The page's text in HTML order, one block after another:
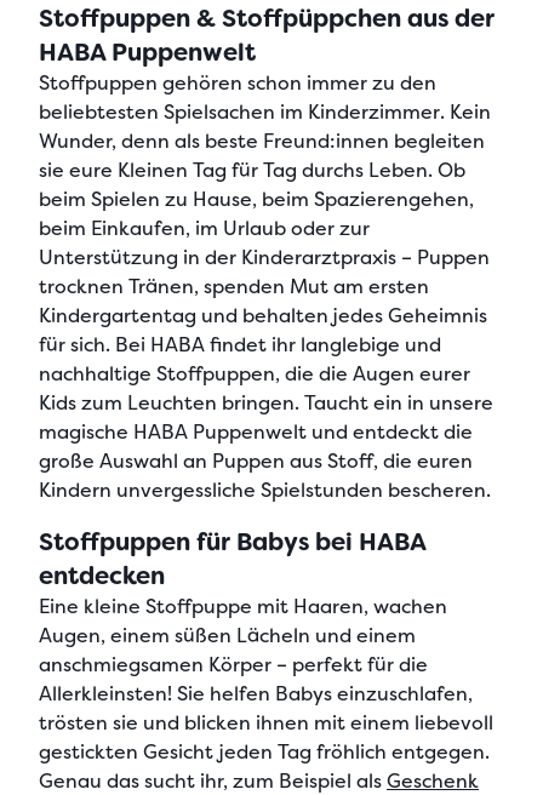
Stoffpuppen & Stoffpüppchen aus der
HABA Puppenwelt
Stoffpuppen gehören schon immer zu den
beliebtesten Spielsachen im Kinderzimmer. Kein
Wunder, denn als beste Freund:innen begleiten
sie eure Kleinen Tag für Tag durchs Leben. Ob
beim Spielen zu Hause, beim Spazierengehen,
beim Einkaufen, im Urlaub oder zur
Unterstützung in der Kinderarztpraxis – Puppen
trocknen Tränen, spenden Mut am ersten
Kindergartentag und behalten jedes Geheimnis
für sich. Bei HABA findet ihr langlebige und
nachhaltige Stoffpuppen, die die Augen eurer
Kids zum Leuchten bringen. Taucht ein in unsere
magische HABA Puppenwelt und entdeckt die
große Auswahl an Puppen aus Stoff, die euren
Kindern unvergessliche Spielstunden bescheren.
Stoffpuppen für Babys bei HABA
entdecken
Eine kleine Stoffpuppe mit Haaren, wachen
Augen, einem süßen Lächeln und einem
anschmiegsamen Körper – perfektfür die
Allerkleinsten! Sie helfen Babys einzuschlafen,
trösten sie und blicken ihnen mit einem liebevoll
gestickten Gesicht jeden Tag fröhlich entgegen.
Genau das sucht ihr, zum Beispiel alsGeschenk